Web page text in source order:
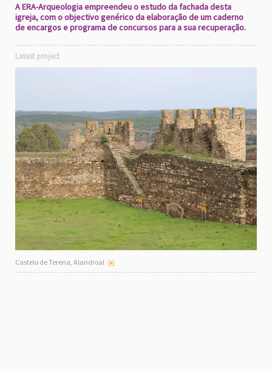
A ERA-Arqueologia empreendeu o estudo da fachada desta
igreja, com o objectivo genérico da elaboração de um caderno
de encargos e programa de concursos para a sua recuperação.
Latest project
Castelo de Terena, Alandroal